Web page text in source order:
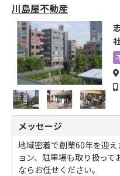
川島屋不動産
メッセージ
地域密着で創業60年を迎
ョン、駐車場も取り扱っ
ならお任せください。